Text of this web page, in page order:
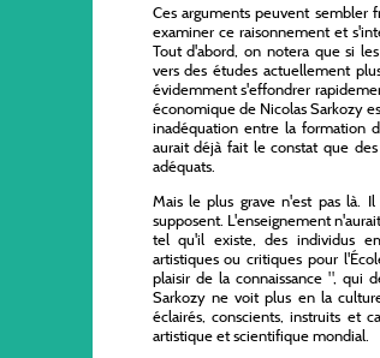
Ces arguments peuvent sembler
examiner ce raisonnement et
Tout d'abord, on notera que si
vers des études actuellement
évidemment s'effondrer
économique de Nicolas Sarkozy
inadéquation entre la formation
aurait déjà fait le constat que
adéquats.
Mais le plus grave n'est pas là.
supposent. L'enseignement
tel qu'il existe, des individus
artistiques ou critiques pour
plaisir de la connaissance ", qui
Sarkozy ne voit plus en la
éclairés, conscients, instruits et
artistique et scientifique mondial.